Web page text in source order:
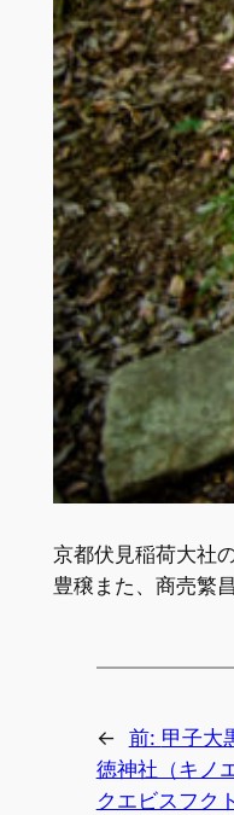
京都伏見稲荷大社
豊穣また、商売繁
← 前: 甲子大
徳神社（キノ
クエビスフク